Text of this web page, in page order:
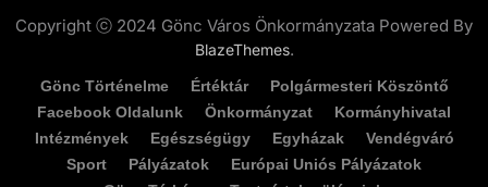
Copyright ⓒ 2024 Gönc Város Önkormányzata Powered By
BlazeThemes.
Gönc Történelme Értéktár
Polgármesteri Köszöntő
Facebook Oldalunk
Önkormányzat
Kormányhivatal
Intézmények
Egészségügy Egyházak
Vendégváró
Sport
Pályázatok
Európai Uniós Pályázatok